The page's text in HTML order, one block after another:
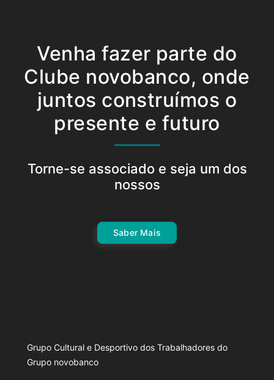
Venha fazer parte do
Clube novobanco, onde
juntos construímos o
presente e futuro
Torne-se associado e seja um dos
nossos
Saber Mais
Grupo Cultural e Desportivo dos Trabalhadores do
Grupo novobanco